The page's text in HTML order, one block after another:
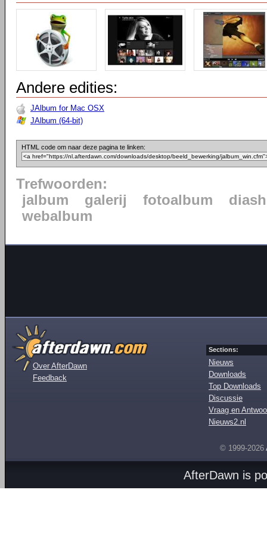
Andere edities:
JAlbum for Mac OSX
JAlbum (64-bit)
HTML code om naar deze pagina te linken:
Trefwoorden:
jalbum
galerij fotoalbum
webalbum
Over AfterDawn
Feedback
Sections:
Nieuws
Downloads
Top Downloads
Discussie
Vraag en
Nieuws2.nl
© 1999-2026
AfterDawn is